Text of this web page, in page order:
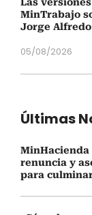
MinTrabajo
Jorge Alfredo
05/08/2026
Últimas
MinHacienda
renuncia y
para